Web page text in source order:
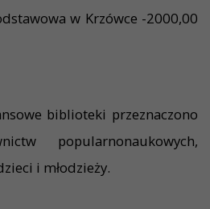
w Krzówce -2000,00
biblioteki przeznaczono
popularnonaukowych,
i młodzieży.